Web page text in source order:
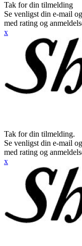
Tak for din tilmelding
Se venligst din e-mail
med rating og
x
Tak for din tilmelding.
Se venligst din e-mail
med rating og
x